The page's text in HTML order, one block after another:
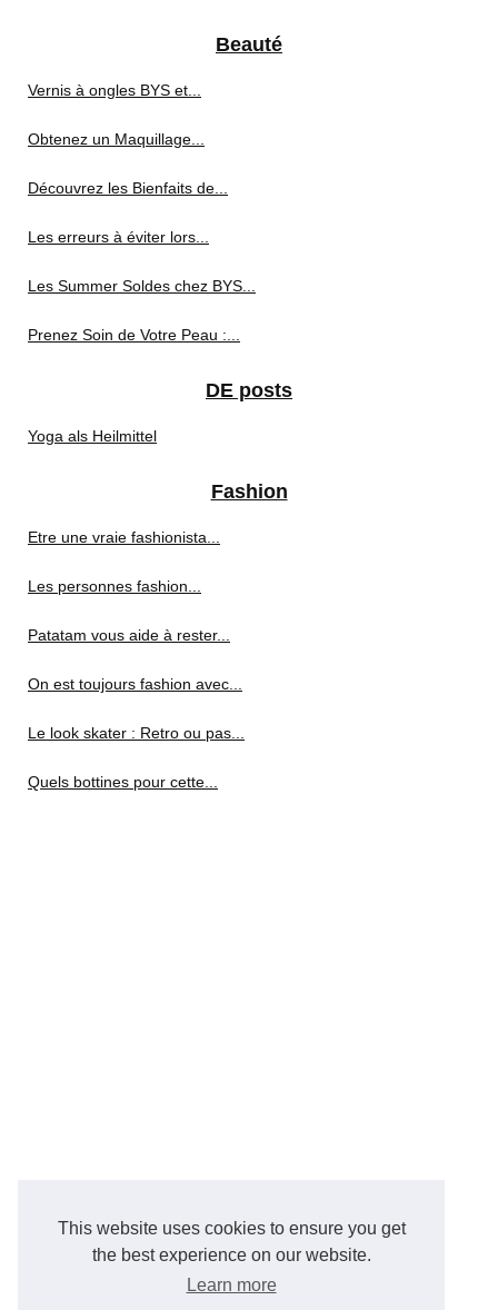
This website uses cookies to ensure you get
the best experience on our website.
Learn more
Beauté
Vernis à ongles BYS et...
Obtenez un Maquillage...
Découvrez les Bienfaits de...
Les erreurs à éviter lors...
Les Summer Soldes chez BYS...
Prenez Soin de Votre Peau :...
DE posts
Yoga als Heilmittel
Fashion
Etre une vraie fashionista...
Les personnes fashion...
Patatam vous aide à rester...
On est toujours fashion avec...
Le look skater : Retro ou pas...
Quels bottines pour cette...